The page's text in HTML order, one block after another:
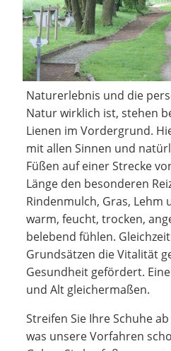
Naturerlebnis und die
Natur wirklich ist, stehen
Lienen im Vordergrund.
mit allen Sinnen und
Füßen auf einer Strecke
Länge den besonderen
Rindenmulch, Gras, Lehm
warm, feucht, trocken,
belebend fühlen.
Grundsätzen die Vitalität
Gesundheit gefördert.
und Alt gleichermaßen.
Streifen Sie Ihre Schuhe
was unsere Vorfahren